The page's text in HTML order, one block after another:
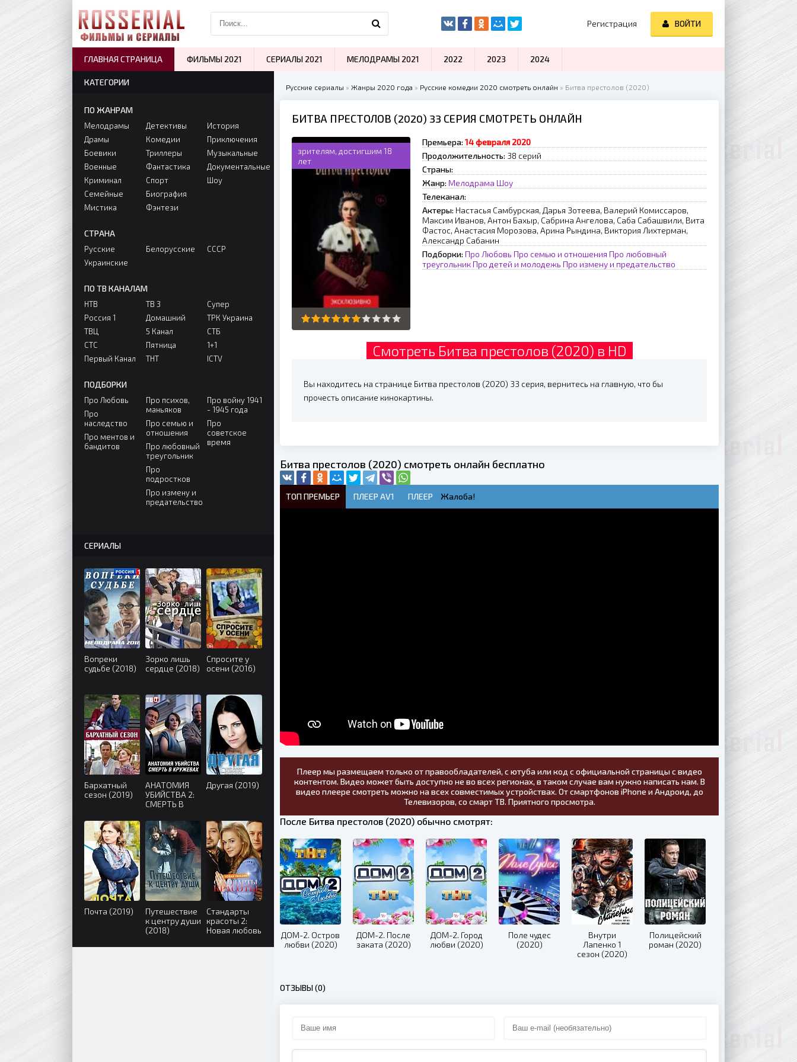
Русские сериалы » Жанры 2020 года » Русские комедии 2020 смотреть онлайн » Битва престолов (2020)
БИТВА ПРЕСТОЛОВ (2020) 33 СЕРИЯ СМОТРЕТЬ ОНЛАЙН
зрителям, достигшим 18
лет
Премьера: 14 февраля 2020
Продолжительность: 38 серий
Страны:
Жанр: Мелодрама Шоу
Телеканал:
Актеры: Настасья Самбурская, Дарья Зотеева, Валерий Комиссаров,
Максим Иванов, Антон Бахыр, Сабрина Ангелова, Саба Сабашвили, Вита
Фастос, Анастасия Морозова, Арина Рындина, Виктория Лихтерман,
Александр Сабанин
Подборки: Про Любовь Про семью и отношения Про любовный
треугольник Про детей и молодежь Про измену и предательство
Смотреть Битва престолов (2020) в HD
Вы находитесь на странице Битва престолов (2020) 33 серия, вернитесь на главную, что бы
прочесть описание кинокартины.
Битва престолов (2020) смотреть онлайн бесплатно
ТОП ПРЕМЬЕР ПЛЕЕР AV1 ПЛЕЕР Жалоба!
Плеер мы размещаем только от правообладателей, с ютуба или код с официальной страницы с видео
контентом. Видео может быть доступно не во всех регионах, в таком случае вам нужно написать нам. В
видео плеере смотреть можно на всех совместимых устройствах. От смартфонов iPhone и Андроид, до
Телевизоров, со смарт ТВ. Приятного просмотра.
После Битва престолов (2020) обычно смотрят:
ДОМ-2. Остров
любви (2020)
ДОМ-2. После
заката (2020)
ДОМ-2. Город
любви (2020)
Поле чудес
(2020)
Внутри
Лапенко 1
сезон (2020)
Полицейский
роман (2020)
ОТЗЫВЫ (0)
КАТЕГОРИИ
ПО ЖАНРАМ
Мелодрамы
Драмы
Боевики
Военные
Криминал
Семейные
Мистика
Детективы
Комедии
Триллеры
Фантастика
Спорт
Биография
Фэнтези
История
Приключения
Музыкальные
Документальные
Шоу
СТРАНА
Русские
Украинские
Белорусские СССР
ПО ТВ КАНАЛАМ
НТВ
Россия 1
ТВЦ
СТС
Первый Канал
ТВ 3
Домашний
5 Канал
Пятница
ТНТ
Супер
ТРК Украина
СТБ
1+1
ICTV
ПОДБОРКИ
Про Любовь
Про
наследство
Про ментов и
бандитов
Про психов,
маньяков
Про семью и
отношения
Про любовный
треугольник
Про
подростков
Про измену и
предательство
Про войну 1941
- 1945 года
Про
советское
время
СЕРИАЛЫ
Вопреки
судьбе (2018)
Зорко лишь
сердце (2018)
Спросите у
осени (2016)
Бархатный
сезон (2019)
АНАТОМИЯ
УБИЙСТВА 2:
СМЕРТЬ В
(2019)
Другая (2019)
Почта (2019)
Путешествие
к центру души
(2018)
Стандарты
красоты 2:
Новая любовь
Регистрация ВОЙТИ
ГЛАВНАЯ СТРАНИЦА ФИЛЬМЫ 2021 СЕРИАЛЫ 2021 МЕЛОДРАМЫ 2021 2022 2023 2024